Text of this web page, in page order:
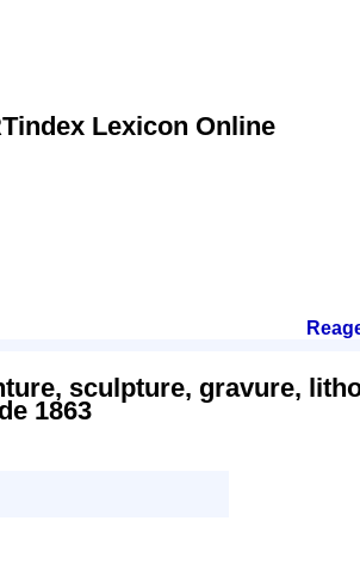
Lexicon Online
sculpture, gravure,
1863